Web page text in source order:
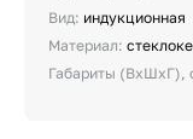
Вид: индукционная
Материал:
Габариты (ВхШхГ),